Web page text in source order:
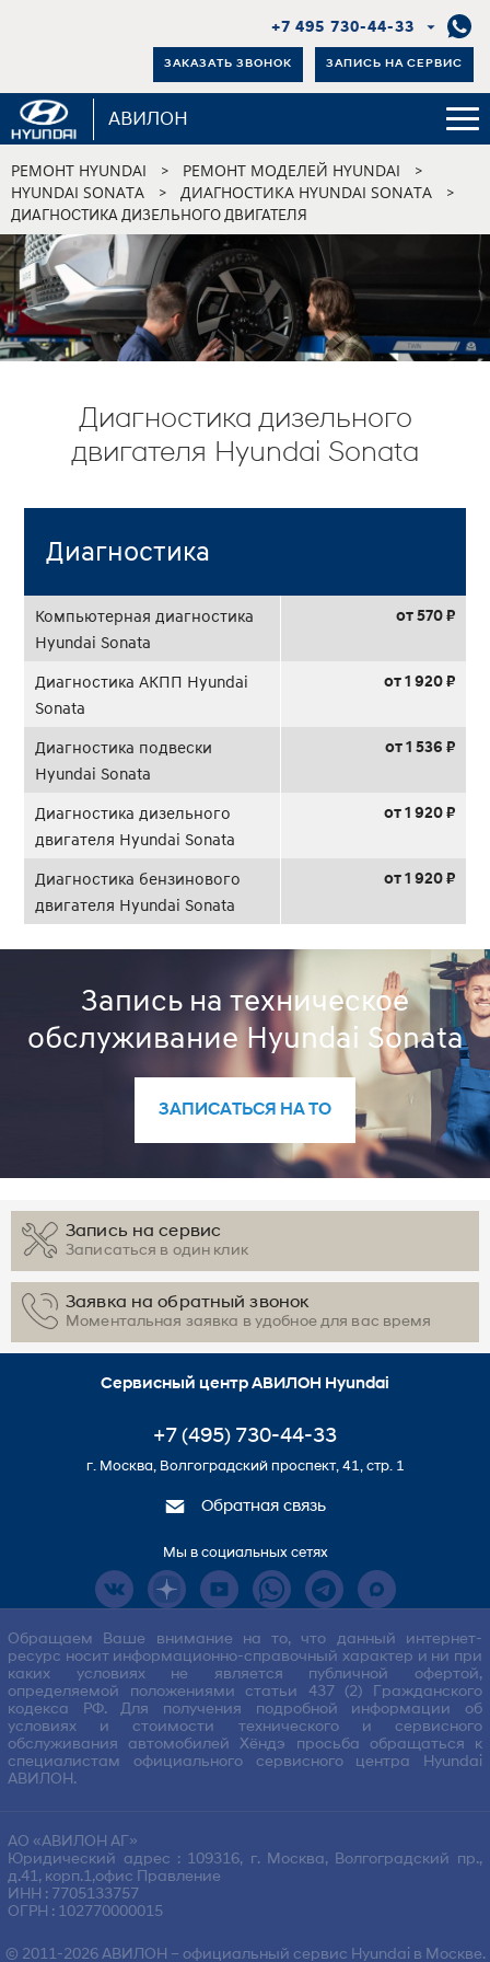
+7 495 730-44-33
ЗАКАЗАТЬ ЗВОНОК ЗАПИСЬ НА СЕРВИС
АВИЛОН
РЕМОНТ HYUNDAI > РЕМОНТ МОДЕЛЕЙ HYUNDAI >
HYUNDAI SONATA > ДИАГНОСТИКА HYUNDAI SONATA >
ДИАГНОСТИКА ДИЗЕЛЬНОГО ДВИГАТЕЛЯ
Диагностика дизельного
двигателя Hyundai Sonata
Диагностика
Компьютерная диагностика
Hyundai Sonata
от 570 ₽
Диагностика АКПП Hyundai
Sonata
от 1 920 ₽
Диагностика подвески
Hyundai Sonata
от 1 536 ₽
Диагностика дизельного
двигателя Hyundai Sonata
от 1 920 ₽
Диагностика бензинового
двигателя Hyundai Sonata
от 1 920 ₽
Запись на техническое
обслуживание Hyundai Sonata
ЗАПИСАТЬСЯ НА ТО
Запись на сервис
Записаться в один клик
Заявка на обратный звонок
Моментальная заявка в удобное для вас время
Сервисный центр АВИЛОН Hyundai
+7 (495) 730-44-33
г. Москва, Волгоградский проспект, 41, стр. 1
Обратная связь
Мы в социальных сетях
Обращаем Ваше внимание на то, что данный интернет-
ресурс носит информационно-справочный характер и ни при
каких условиях не является публичной офертой,
определяемой положениями статьи 437 (2) Гражданского
кодекса РФ. Для получения подробной информации об
условиях и стоимости технического и сервисного
обслуживания автомобилей Хёндэ просьба обращаться к
специалистам официального сервисного центра Hyundai
АВИЛОН.
АО «АВИЛОН АГ»
Юридический адрес : 109316, г. Москва, Волгоградский пр.,
д.41, корп.1,офис Правление
ИНН : 7705133757
ОГРН : 102770000015
© 2011-2026 АВИЛОН – официальный сервис Hyundai в Москве.